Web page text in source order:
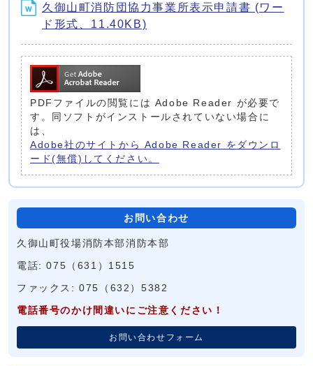
久御山町消防団協力事業所表示申請書 (ワー
ド形式、11.40KB)
PDFファイルの閲覧には Adobe Reader が必要で
す。同ソフトがインストールされていない場合に
は、
Adobe社のサイトから Adobe Reader をダウンロ
ード(無償)してください。
お問い合わせ
久御山町役場消防本部消防本部
電話: 075（631）1515
ファックス: 075（632）5382
電話番号のかけ間違いにご注意ください！
お問い合わせフォーム